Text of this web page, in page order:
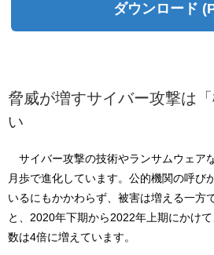
ダウンロード
脅威が増すサイバー攻撃は
い
サイバー攻撃の技術やランサムウェア
月歩で進化しています。公的機関の呼び
いるにもかかわらず、被害は増える一方
と、2020年下期から2022年上期にかけ
数は4倍に増えています。